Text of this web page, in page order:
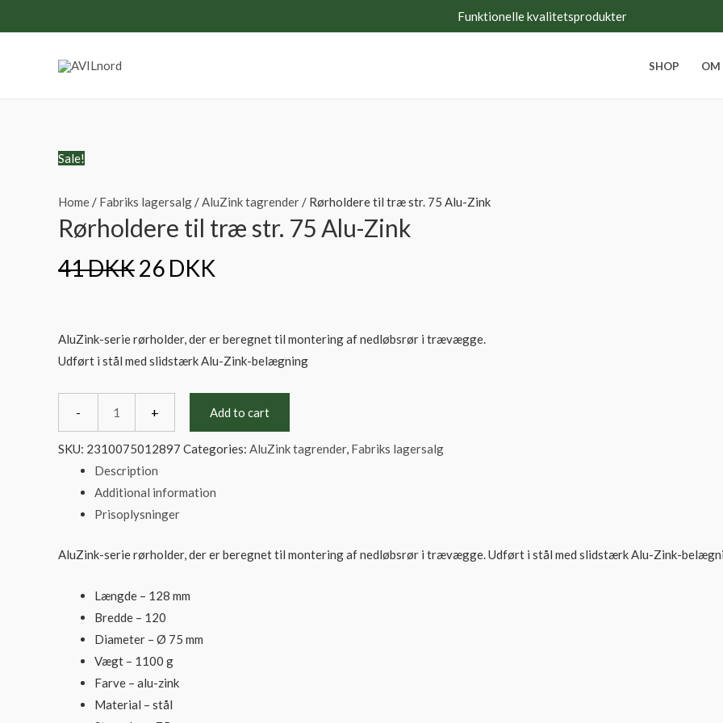
Funktionelle kvalitetsprodukter
SHOP OM
Sale!
Home/ Fabriks lagersalg/AluZink tagrender/ Rørholdere til træ str. 75 Alu-Zink
Rørholdere til træ str. 75 Alu-Zink
41DKK26 DKK
AluZink-serie rørholder, der er beregnet til montering af nedløbsrør i trævægge.
Udført i stål med slidstærk Alu-Zink-belægning
-
Rørholdere
træ
str.
75
Alu-
Zink
quantity
+ Add to cart
SKU: 2310075012897 Categories: AluZink tagrender, Fabriks lagersalg
Description
Additional information
Prisoplysninger
AluZink-serie rørholder, der er beregnet til montering af nedløbsrør i trævægge. Udført i stål med slidstærk Alu-Zink-
Længde – 128 mm
Bredde – 120
Diameter – Ø 75 mm
Vægt – 1100 g
Farve – alu-zink
Material – stål